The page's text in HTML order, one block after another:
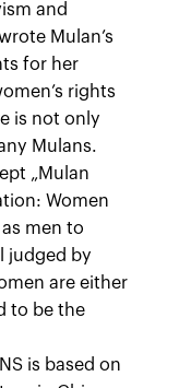
and
Mulan’s
for her
rights
is not only
Mulans.
„Mulan
Women
men to
judged by
are either
to be the
is based on